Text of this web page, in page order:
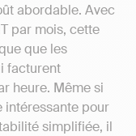
abordable. Avec
par mois, cette
que les
facturent
heure. Même si
intéressante pour
simplifiée, il